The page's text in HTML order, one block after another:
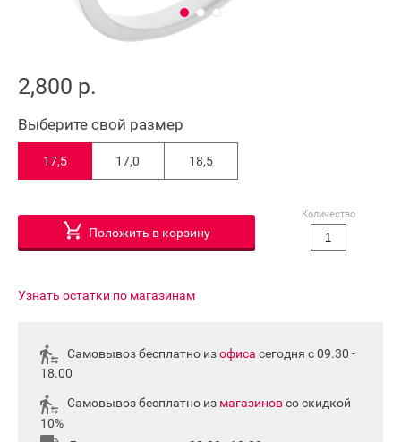
2,800 р.
Выберите свой размер
17,5 17,0 18,5
Положить в корзину
Количество
Узнать остатки по магазинам
Самовывоз бесплатно изофиса сегодня с 09.30 -
18.00
Самовывоз бесплатно из магазиновсо скидкой
10%